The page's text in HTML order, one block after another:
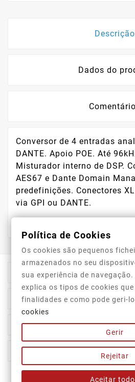
Descrição
Dados do
Conversor de 4 entradas
DANTE. Apoio POE. Até
Misturador interno de DSP.
AES67 e Dante Domain
predefinições. Conectores
via GPI ou DANTE.
Informação Da Loja
Top Categorias
A Nossa Empresa
A Sua Conta
Política de Cookies
Os cookies são pequenos
armazenados no seu
sua experiência de
explica os tipos de cookies
finalidades e como pode geri-
cookies
Gerir
Rejeitar
Aceitar